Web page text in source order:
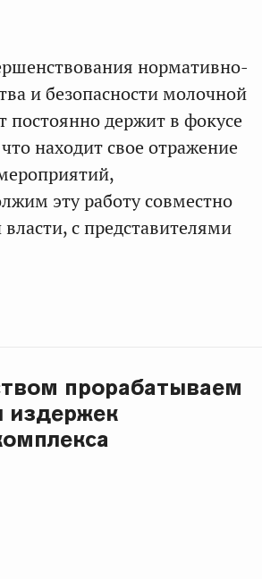
нормативно-
и безопасности молочной
держит в фокусе
находит свое отражение
эту работу совместно
с представителями
прорабатываем
издержек